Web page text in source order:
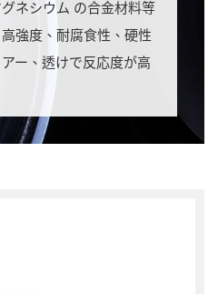
ネシウム の合金材料等
強度、耐腐食性、硬性
ー、透けで反応度が高